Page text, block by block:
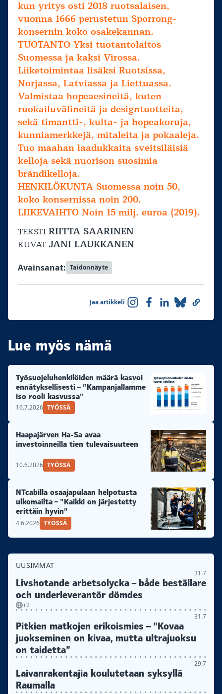
kun yritys osti 2018 ruotsalaisen,
vuonna 1666 perustetun Sporrong-
konsernin koko osakekannan.
TUOTANTO Yksi tuotantolaitos
Suomessa ja kaksi Virossa.
Liiketoimintaa lisäksi Ruotsissa,
Norjassa, Latviassa ja Liettuassa.
Valmistaa hopeaesineitä, kuten
ruokailuvälineitä ja designtuotteita,
sekä timantti-, kulta- ja hopeakoruja,
kunniamerkkejä, mitaleita ja pokaaleja.
Tuo maahan laadukkaita sveitsiläisiä
kelloja sekä nuorison suosimia
brändikelloja.
HENKILÖKUNTA Suomessa noin 50,
koko konsernissa noin 200.
LIIKEVAIHTO Noin 15 milj. euroa (2019).
TEKSTI RIITTA SAARINEN
KUVAT JANI LAUKKANEN
Avainsanat: Taidonnäyte
Jaa artikkeli
Lue myös nämä
Työsuojeluhenkilöiden määrä kasvoi
ennätyksellisesti – ”Kampanjallamme
iso rooli kasvussa”
16.7.2026 TYÖSSÄ
Haapajärven Ha-Sa avaa
investoinneilla tien tulevaisuuteen
10.6.2026 TYÖSSÄ
NTcabilla osaajapulaan helpotusta
ulkomailta – ”Kaikki on järjestetty
erittäin hyvin”
4.6.2026 TYÖSSÄ
UUSIMMAT
31.7
Livshotande arbetsolycka – både beställare
och underleverantör dömdes
+2
31.7
Pitkien matkojen erikoismies – ”Kovaa
juokseminen on kivaa, mutta ultrajuoksu
on taidetta”
29.7
Laivanrakentajia koulutetaan syksyllä
Raumalla